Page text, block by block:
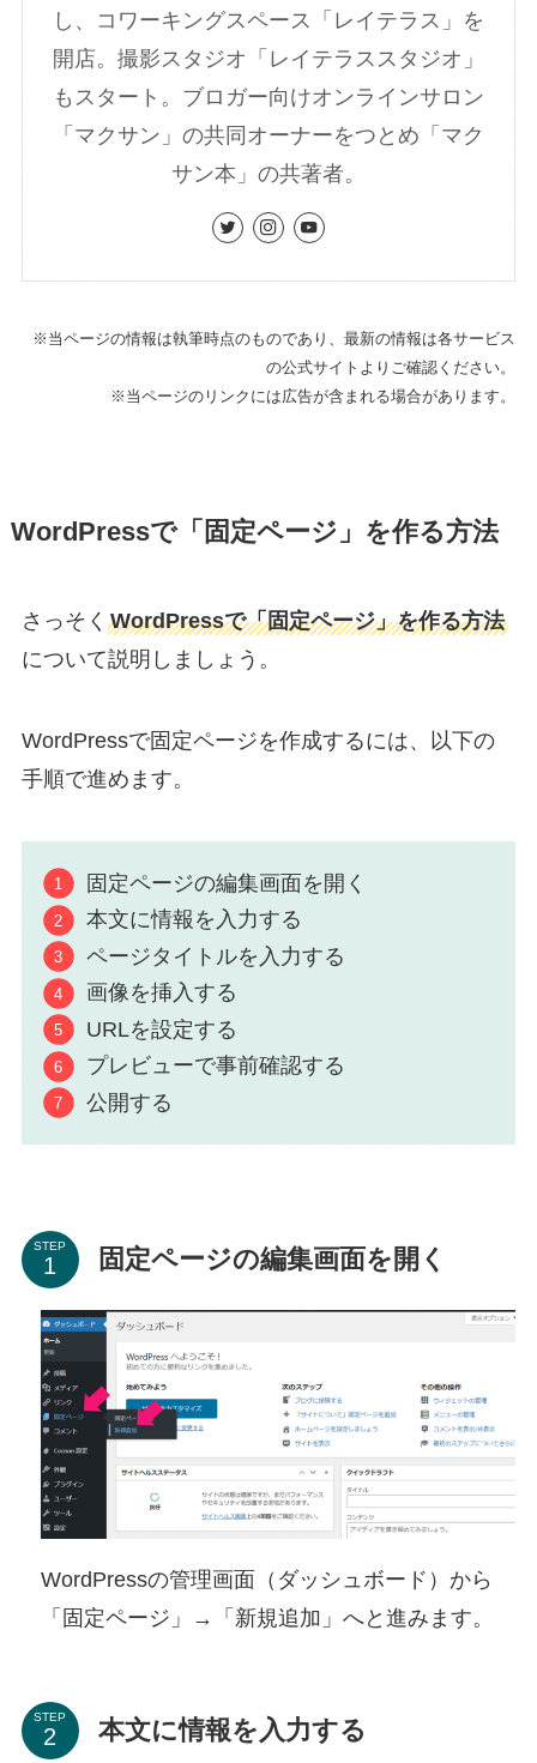
し、コワーキングスペース「レイテラス」を
開店。撮影スタジオ「レイテラススタジオ」
もスタート。ブロガー向けオンラインサロン
「マクサン」の共同オーナーをつとめ「マク
サン本」の共著者。
※当ページの情報は執筆時点のものであり、最新の情報は各サービス
の公式サイトよりご確認ください。
※当ページのリンクには広告が含まれる場合があります。
WordPressで「固定ページ」を作る方法
さっそく WordPressで「固定ページ」を作る方法
について説明しましょう。
WordPressで固定ページを作成するには、以下の
手順で進めます。
固定ページの編集画面を開く
本文に情報を入力する
ページタイトルを入力する
画像を挿入する
URLを設定する
プレビューで事前確認する
公開する
STEP 固定ページの編集画面を開く
WordPressの管理画面（ダッシュボード）から
「固定ページ」→「新規追加」へと進みます。
STEP 本文に情報を入力する